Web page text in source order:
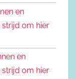
en
om hier
en
om hier